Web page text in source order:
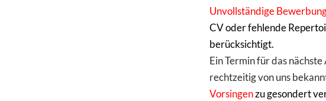
Unvollständige
CV oder fehlende
berücksichtigt.
Ein Termin für das
rechtzeitig von uns
Vorsingenzu gesondert